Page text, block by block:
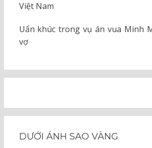
Việt Nam
Uẩn khúc trong vụ án vua Minh
vợ
DƯỚI ÁNH SAO VÀNG